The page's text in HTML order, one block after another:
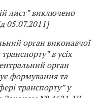
лист” виключено
05.07.2011}
орган виконавчої
в усіх
орган
формування та
транспорту” у